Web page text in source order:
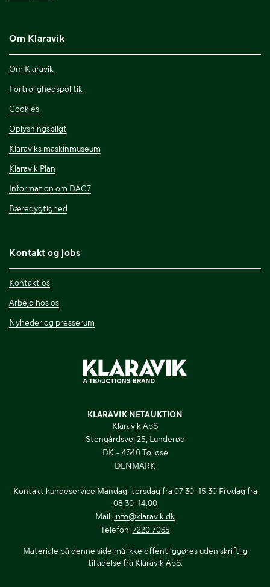
Om Klaravik
Om Klaravik
Fortrolighedspolitik
Cookies
Oplysningspligt
Klaraviks maskinmuseum
Klaravik Plan
Information om DAC7
Bæredygtighed
Kontakt og jobs
Kontakt os
Arbejd hos os
Nyheder og presserum
KLARAVIK NETAUKTION
Klaravik ApS
Stengårdsvej 25, Lunderød
DK - 4340 Tølløse
DENMARK
Kontakt kundeservice Mandag-torsdag fra 07:30-15:30 Fredag fra
08:30-14:00
Mail: info@klaravik.dk
Telefon: 7220 7035
Materiale på denne side må ikke offentliggøres uden skriftlig
tilladelse fra Klaravik ApS.